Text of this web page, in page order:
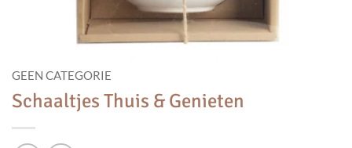
GEEN CATEGORIE
Schaaltjes Thuis & Genieten